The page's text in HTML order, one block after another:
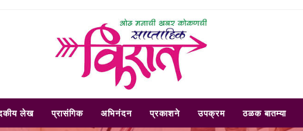
लेख प्रासंगिक अभिनंदन प्रकाशने उपक्रम ठळक बातम्या